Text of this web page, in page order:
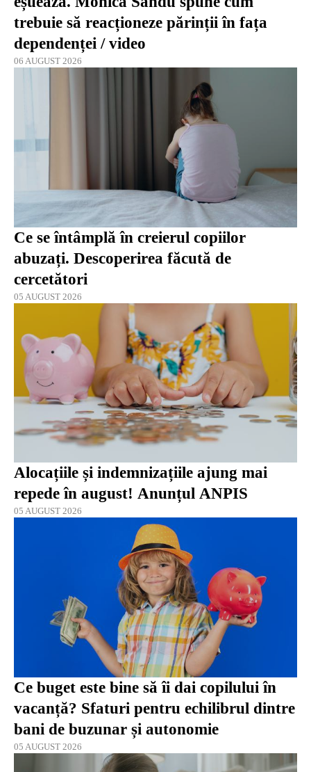
trebuie să reacționeze părinții în fața
dependenței / video
06 AUGUST 2026
Ce se întâmplă în creierul copiilor
abuzați. Descoperirea făcută de
cercetători
05 AUGUST 2026
Alocațiile și indemnizațiile ajung mai
repede în august! Anunțul ANPIS
05 AUGUST 2026
Ce buget este bine să îi dai copilului în
vacanță? Sfaturi pentru echilibrul dintre
bani de buzunar și autonomie
05 AUGUST 2026